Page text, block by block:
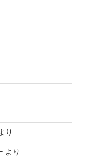
り
より